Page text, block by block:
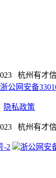
杭州有才
浙公网安备
隐私政策
杭州有才
-2
浙公网安